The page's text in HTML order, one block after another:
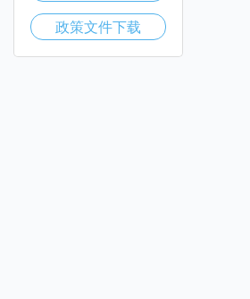
政策文件下载